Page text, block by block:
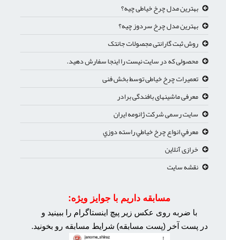
بهترین مدل چرخ خیاطی چیه؟
بهترین مدل چرخ سردوز چیه؟
روش ثبت گارانتی مجصولات جانتک
محصولی که در سایت نیست را اینجا سفارش دهید.
تعمیرات چرخ خیاطی توسط بخش فنی
معرفی ماشینهای بافندگی برادر
سایت رسمی شرکت ژانومه ایران
معرفي انواع چرخ خياطي راسته دوزي
خرازی آنلاین
نقشه سایت
مسابقه داریم با جوایز ویژه:
با ضربه روی عکس زیر پیچ اینستاگرام را ببینید و
در پست آخر (پست مسابقه) شرایط مسابقه رو بخونید.